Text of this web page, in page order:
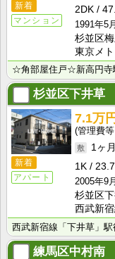
新着
マンション
2DK
1991年5月
杉並区梅
東京メ
☆角部屋住戸☆新高円寺
杉並区下井草
新着
アパート
7.1万円
1ヶ月
1K
2005年9月
杉並区
西武新
西武新宿線「下井草」
練馬区中村南